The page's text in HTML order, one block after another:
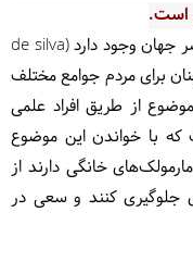
است.
شایعه مذکور نه تنها در ایران بلکه در سرتاسر جهان وجود دارد (de silva
برای مردم جوامع مختلف
از طریق افراد علمی
که با خواندن این موضوع
خانگی دارند از
جلوگیری کنند و سعی در